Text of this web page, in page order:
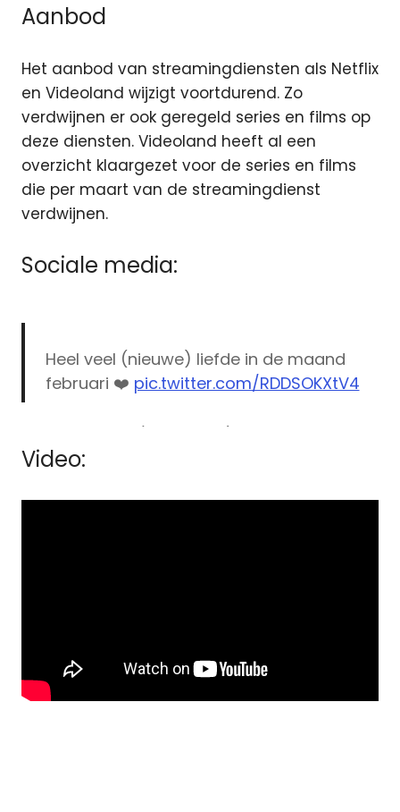
Aanbod
Het aanbod van streamingdiensten als Netflix
en Videoland wijzigt voortdurend. Zo
verdwijnen er ook geregeld series en films op
deze diensten. Videoland heeft al een
overzicht klaargezet voor de series en films
die per maart van de streamingdienst
verdwijnen.
Sociale media:
Heel veel (nieuwe) liefde in de maand
februari ❤️ pic.twitter.com/RDDSOKXtV4
Video: